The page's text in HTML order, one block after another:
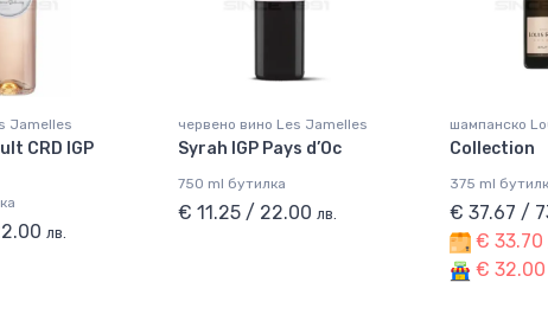
Jamelles
CRD IGP
лв.
червено вино Les Jamelles
Syrah IGP Pays d’Oc
750 ml бутилка
€ 11.25 / 22.00лв.
шампанско
Collection
375 ml
€ 37.67 /
€ 33.70
€